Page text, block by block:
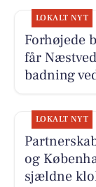
LOKALT NYT
Forhøjede
får
badning
LOKALT NYT
og
sjældne